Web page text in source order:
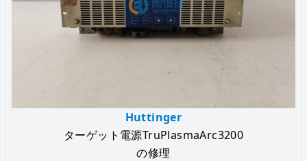
Huttinger
ターゲット電源TruPlasmaArc3200
の修理